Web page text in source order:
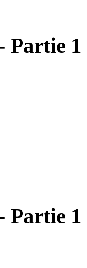
Partie 1
Partie 1